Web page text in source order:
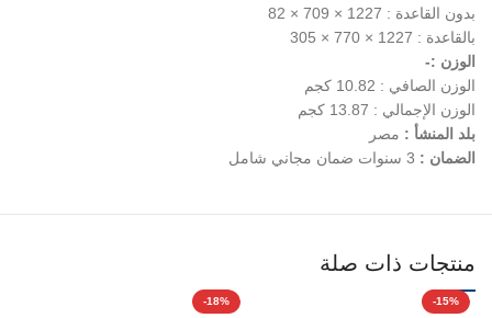
بدون القاعدة : 1227 × 709 × 82
بالقاعدة : 1227 × 770 × 305
الوزن :-
الوزن الصافي : 10.82 كجم
الوزن الإجمالي : 13.87 كجم
بلد المنشأ : مصر
الضمان :
منتجات ذات صلة
-15%
-18%